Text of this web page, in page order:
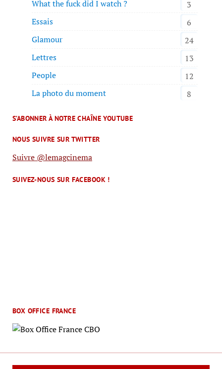
What the fuck did I watch ?
3
Essais
6
Glamour
24
Lettres
13
People
12
La photo du moment
8
S’ABONNER À NOTRE CHAÎNE YOUTUBE
NOUS SUIVRE SUR TWITTER
Suivre @lemagcinema
SUIVEZ-NOUS SUR FACEBOOK !
BOX OFFICE FRANCE